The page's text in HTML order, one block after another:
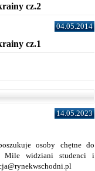
cz.2
04.05.2014
cz.1
14.05.2023
osoby chętne do
Mile widziani studenci i